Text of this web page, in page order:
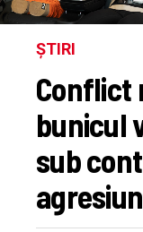
ȘTIRI
Conflict
bunicul
sub